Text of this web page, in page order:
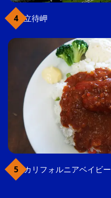
立待岬
カリフォルニアベイビー